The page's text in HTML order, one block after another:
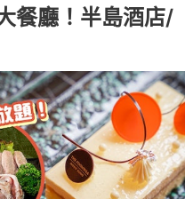
餐廳！半島酒店/